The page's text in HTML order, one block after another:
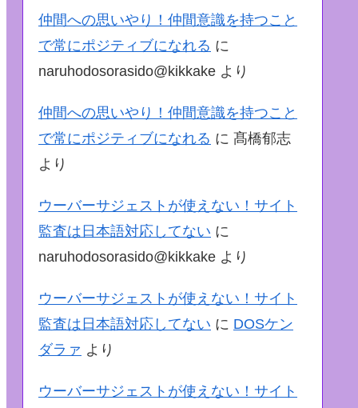
仲間への思いやり！仲間意識を持つこと
で常にポジティブになれる に
naruhodosorasido@kikkake より
仲間への思いやり！仲間意識を持つこと
で常にポジティブになれる に 髙橋郁志
より
ウーバーサジェストが使えない！サイト
監査は日本語対応してない に
naruhodosorasido@kikkake より
ウーバーサジェストが使えない！サイト
監査は日本語対応してない に DOSケン
ダラァ より
ウーバーサジェストが使えない！サイト